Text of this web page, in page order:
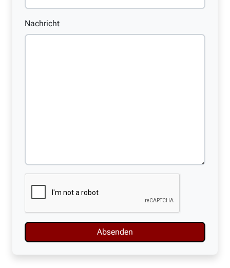
Nachricht
Absenden